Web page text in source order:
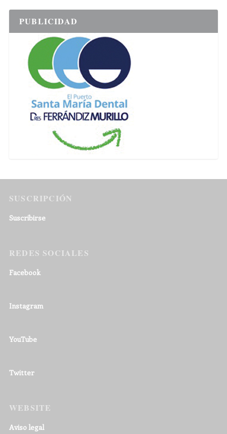
PUBLICIDAD
SUSCRIPCIÓN
Suscribirse
REDES SOCIALES
Facebook
Instagram
YouTube
Twitter
WEBSITE
Aviso legal